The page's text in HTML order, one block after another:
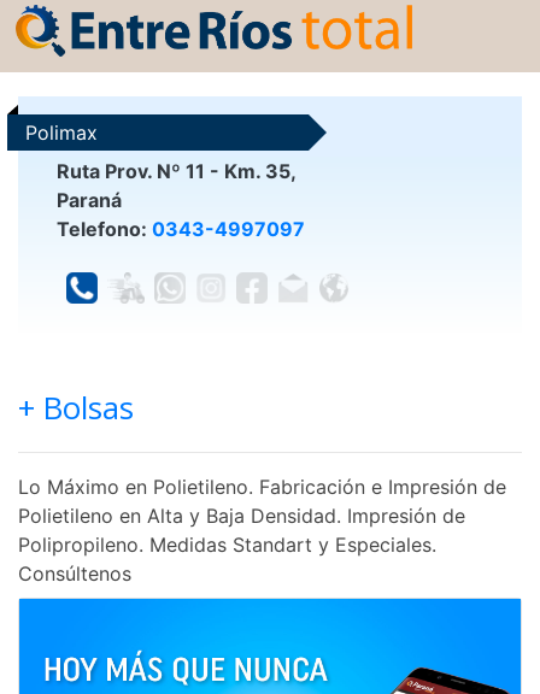
Polimax
Ruta Prov. Nº 11 - Km. 35,
Paraná
Telefono: 0343-4997097
+ Bolsas
Lo Máximo en Polietileno. Fabricación e Impresión de
Polietileno en Alta y Baja Densidad. Impresión de
Polipropileno. Medidas Standart y Especiales.
Consúltenos